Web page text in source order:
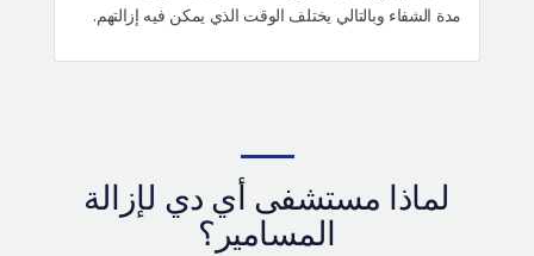
مدة الشفاء وبالتالي يختلف الوقت الذي يمكن فيه إزالتهم.
لماذا مستشفى أي دي لإزالة
المسامير؟